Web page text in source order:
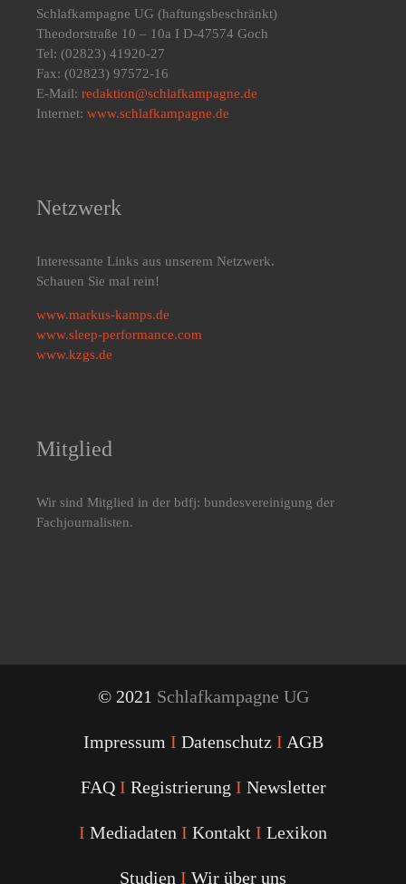
Schlafkampagne UG (haftungsbeschränkt)
Theodorstraße 10 – 10a I D-47574 Goch
Tel: (02823) 41920-27
Fax: (02823) 97572-16
E-Mail: redaktion@schlafkampagne.de
Internet: www.schlafkampagne.de
Netzwerk
Interessante Links aus unserem Netzwerk.
Schauen Sie mal rein!
www.markus-kamps.de
www.sleep-performance.com
www.kzgs.de
Mitglied
Wir sind Mitglied in der bdfj: bundesvereinigung der
Fachjournalisten.
© 2021 Schlafkampagne UG
Impressum I Datenschutz I AGB
FAQ I Registrierung I Newsletter
I Mediadaten I Kontakt I Lexikon
Studien I Wir über uns